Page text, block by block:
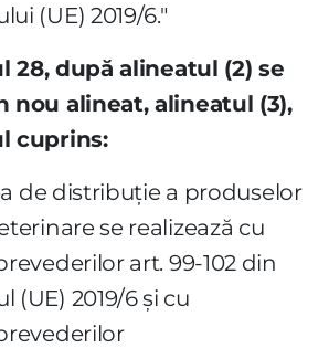
(UE) 2019/6."
28, după alineatul (2) se
nou alineat, alineatul (3),
cuprins:
de distribuţie a produselor
se realizează cu
art. 99-102 din
(UE) 2019/6 şi cu